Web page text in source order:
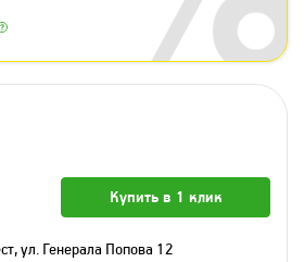
Купить в 1 клик
ул. Генерала Попова 12